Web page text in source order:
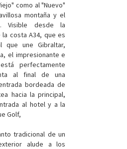
como al "Nuevo"
montaña y el
Visible desde la
costa A34, que es
que une Gibraltar,
el impresionante e
perfectamente
al final de una
bordeada de
hacia la principal,
al hotel y a la
Golf,
tradicional de un
alude a los